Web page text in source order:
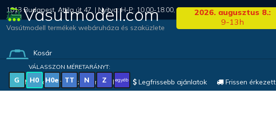
1013 Budapest, Attila út 47. | Nyitva: H-P: 10.00-18.00, Szo: 09.00-13.00
Vasutmodell.com
Vasútmodell termékek webáruháza és szaküzlete
2026. augusztus 8.:
9-13h
Kosár
(0 termék)
VÁLASSZON MÉRETARÁNYT:
G H0 H0e TT N Z egyéb
Magyar vonatkozású modellek
Legfrissebb ajánlatok Frissen érkezett